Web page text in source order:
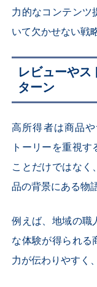
力的なコンテンツ
いて欠かせない戦
レビューや
ターン
高所得者は商品
トーリーを重視
ことだけではな
品の背景にある物
例えば、地域の職
な体験が得られる
力が伝わりやすく